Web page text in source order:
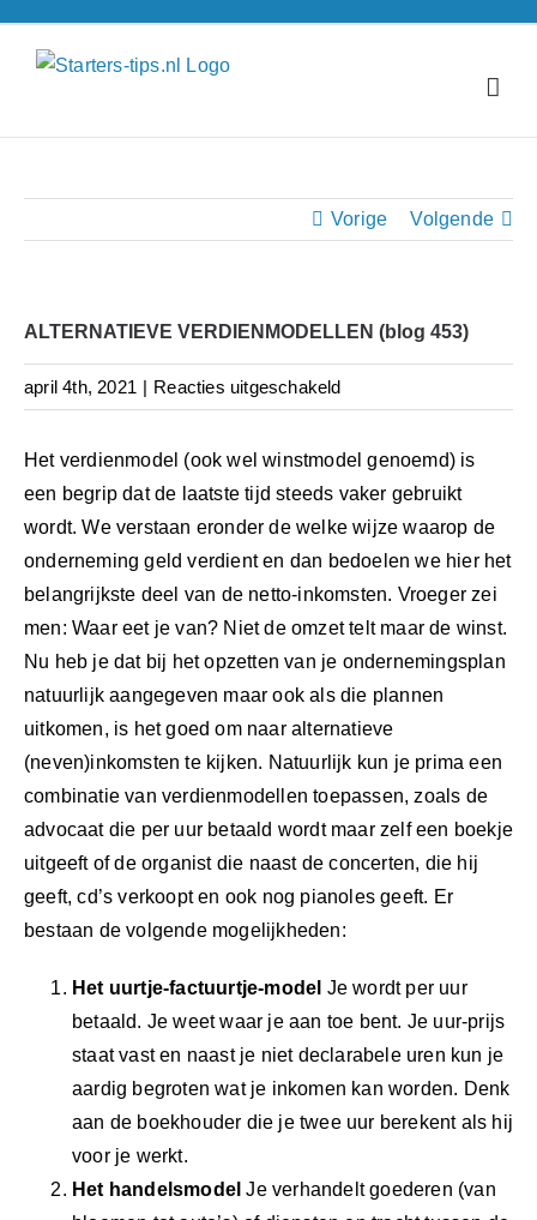
naar
Vorige Volgende
ALTERNATIEVE VERDIENMODELLEN (blog 453)
april 4th, 2021 | Reacties uitgeschakeldvoor
VERDIENMODELLEN
(blog
453)
Het verdienmodel (ook wel winstmodel genoemd) is
een begrip dat de laatste tijd steeds vaker gebruikt
wordt. We verstaan eronder de welke wijze waarop de
onderneming geld verdient en dan bedoelen we hier het
belangrijkste deel van de netto-inkomsten. Vroeger zei
men: Waar eet je van? Niet de omzet telt maar de winst.
Nu heb je dat bij het opzetten van je ondernemingsplan
natuurlijk aangegeven maar ook als die plannen
uitkomen, is het goed om naar alternatieve
(neven)inkomsten te kijken. Natuurlijk kun je prima een
combinatie van verdienmodellen toepassen, zoals de
advocaat die per uur betaald wordt maar zelf een boekje
uitgeeft of de organist die naast de concerten, die hij
geeft, cd’s verkoopt en ook nog pianoles geeft. Er
bestaan de volgende mogelijkheden:
Het uurtje-factuurtje-model Je wordt per uur
betaald. Je weet waar je aan toe bent. Je uur-prijs
staat vast en naast je niet declarabele uren kun je
aardig begroten wat je inkomen kan worden. Denk
aan de boekhouder die je twee uur berekent als hij
voor je werkt.
Het handelsmodel Je verhandelt goederen (van